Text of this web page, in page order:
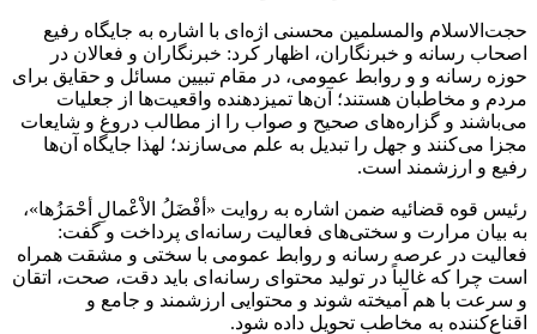
حجت‌الاسلام و‌المسلمین محسنی اژه‌ای با اشاره به جایگاه رفیع
اصحاب رسانه و خبرنگاران، اظهار کرد: خبرنگاران و فعالان در
حوزه رسانه و و روابط عمومی، در مقام تبیین مسائل و حقایق برای
مردم و مخاطبان هستند؛ آن‌ها تمیز‌دهنده واقعیت‌ها از جعلیات
می‌باشند و گزاره‌های صحیح و صواب را از مطالب دروغ و شایعات
مجزا می‌کنند و جهل را تبدیل به علم می‌سازند؛ لهذا جایگاه آن‌ها
رفیع و ارزشمند است.
رئیس قوه قضائیه ضمن اشاره به روایت «أفْضَلُ الاْعْمالِ أحْمَزُها»،
به بیان مرارت و سختی‌های فعالیت رسانه‌ای پرداخت و گفت:
فعالیت در عرصه رسانه و روابط عمومی با سختی و مشقت همراه
است چرا که غالباً در تولید محتوای رسانه‌ای باید دقت، صحت، اتقان
و سرعت با هم آمیخته شوند و محتوایی ارزشمند و جامع و
اقناع‌کننده به مخاطب تحویل داده شود.